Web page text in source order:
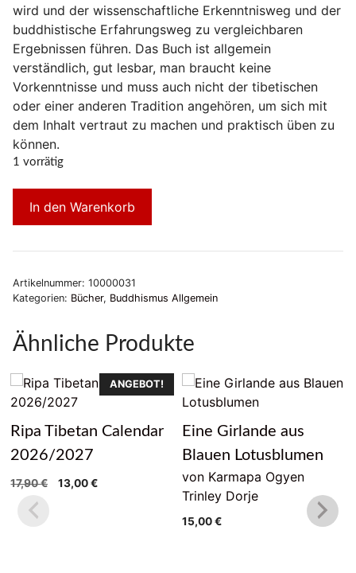
wird und der wissenschaftliche Erkenntnisweg und der
buddhistische Erfahrungsweg zu vergleichbaren
Ergebnissen führen. Das Buch ist allgemein
verständlich, gut lesbar, man braucht keine
Vorkenntnisse und muss auch nicht der tibetischen
oder einer anderen Tradition angehören, um sich mit
dem Inhalt vertraut zu machen und praktisch üben zu
können.
1 vorrätig
In den Warenkorb
Artikelnummer: 10000031
Kategorien: Bücher, Buddhismus Allgemein
Ähnliche Produkte
ANGEBOT!
Ripa Tibetan Calendar
2026/2027
17,90€
Ursprünglicher
13,00€Aktueller
Eine Girlande aus
Blauen Lotusblumen
von Karmapa Ogyen
Trinley Dorje
15,00€